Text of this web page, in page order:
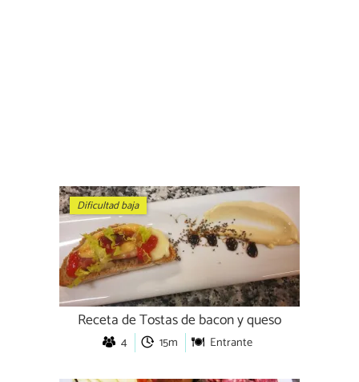
Dificultad baja
Receta de Tostas de bacon y queso
4 15m Entrante